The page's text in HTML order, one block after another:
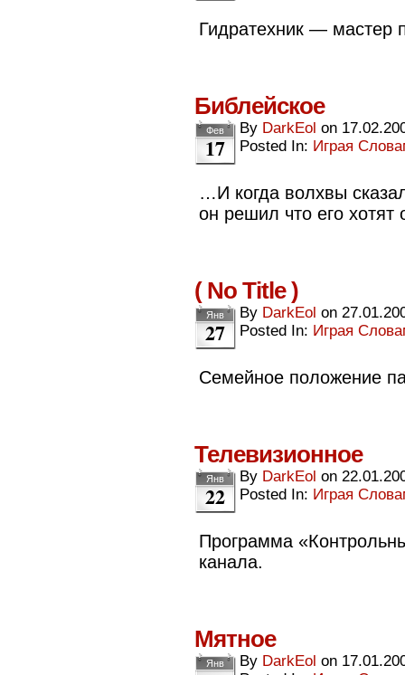
Гидратехник — мастер
Библейское
Фев
17
By DarkEol on
Posted In: Играя
…И когда волхвы
он решил что его хотят
( No Title )
Янв
27
By DarkEol on
Posted In: Играя
Семейное положение
Телевизионное
Янв
22
By DarkEol on
Posted In: Играя
Программа
канала.
Мятное
Янв By DarkEol on